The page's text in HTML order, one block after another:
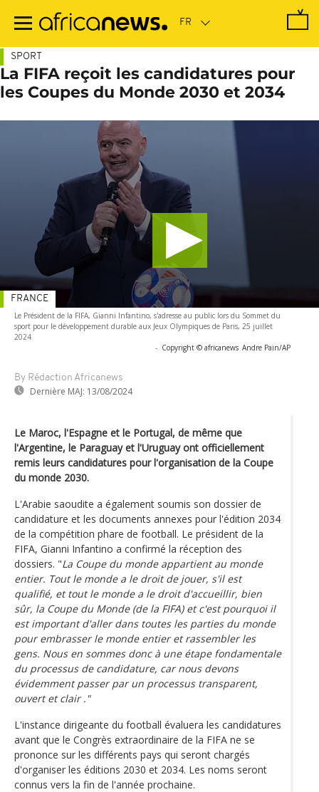
contenu
SPORT
La FIFA reçoit les candidatures pour
les Coupes du Monde 2030 et 2034
Le Président de la FIFA, Gianni Infantino, s'adresse au public lors du Sommet du
sport pour le développement durable aux Jeux Olympiques de Paris, 25 juillet
2024
- Copyright © africanews Andre Pain/AP
By Rédaction Africanews
Dernière MAJ: 13/08/2024
FRANCE
Le Maroc, l'Espagne et le Portugal, de même que
l'Argentine, le Paraguay et l'Uruguay ont officiellement
remis leurs candidatures pour l'organisation de la Coupe
du monde 2030.
L'Arabie saoudite a également soumis son dossier de
candidature et les documents annexes pour l'édition 2034
de la compétition phare de football. Le président de la
FIFA, Gianni Infantino a confirmé la réception des
dossiers. "La Coupe du monde appartient au monde
entier. Tout le monde a le droit de jouer, s'il est
qualifié, et tout le monde a le droit d'accueillir, bien
sûr, la Coupe du Monde (de la FIFA) et c'est pourquoi il
est important d'aller dans toutes les parties du monde
pour embrasser le monde entier et rassembler les
gens. Nous en sommes donc à une étape fondamentale
du processus de candidature, car nous devons
évidemment passer par un processus transparent,
ouvert et clair ."
L'instance dirigeante du football évaluera les candidatures
avant que le Congrès extraordinaire de la FIFA ne se
prononce sur les différents pays qui seront chargés
d'organiser les éditions 2030 et 2034. Les noms seront
connus vers la fin de l'année prochaine.